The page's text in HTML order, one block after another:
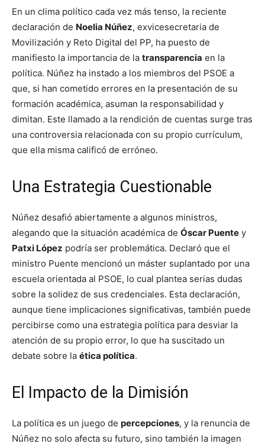
En un clima político cada vez más tenso, la reciente
declaración de Noelia Núñez, exvicesecretaria de
Movilización y Reto Digital del PP, ha puesto de
manifiesto la importancia de la transparencia en la
política. Núñez ha instado a los miembros del PSOE a
que, si han cometido errores en la presentación de su
formación académica, asuman la responsabilidad y
dimitan. Este llamado a la rendición de cuentas surge tras
una controversia relacionada con su propio currículum,
que ella misma calificó de erróneo.
Una Estrategia Cuestionable
Núñez desafió abiertamente a algunos ministros,
alegando que la situación académica de Óscar Puente y
Patxi López podría ser problemática. Declaró que el
ministro Puente mencionó un máster suplantado por una
escuela orientada al PSOE, lo cual plantea serias dudas
sobre la solidez de sus credenciales. Esta declaración,
aunque tiene implicaciones significativas, también puede
percibirse como una estrategia política para desviar la
atención de su propio error, lo que ha suscitado un
debate sobre la ética política.
El Impacto de la Dimisión
La política es un juego de percepciones, y la renuncia de
Núñez no solo afecta su futuro, sino también la imagen